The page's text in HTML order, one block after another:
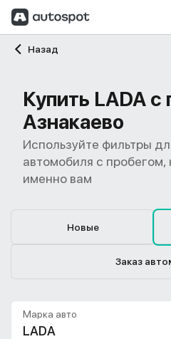
Назад
Главная
Купить LADA с
Азнакаево
Используйте фильтры
автомобиля с
именно вам
Новые
Заказ
LADA
Марка авто